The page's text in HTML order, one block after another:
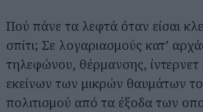
Πού πάνε τα λεφτά όταν είσαι
σπίτι; Σε λογαριασμούς κατ’
τηλεφώνου, θέρμανσης,
εκείνων των μικρών θαυμάτων
πολιτισμού από τα έξοδα των